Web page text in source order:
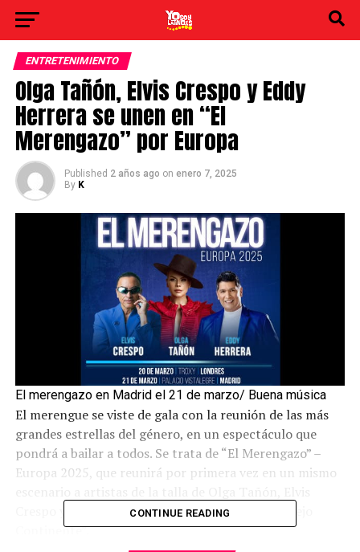
ENTRETENIMIENTO
Olga Tañón, Elvis Crespo y Eddy
Herrera se unen en “El
Merengazo” por Europa
Published 2 años ago on enero 7, 2025
By K
El merengazo en Madrid el 21 de marzo/ Buena música
El merengue se viste de gala con la reunión de las más
grandes estrellas del género, en un espectáculo que
pondrá a bailar a todos. Se trata de “El Merengazo” –
Europa 2025, que reunirá por primera vez en un mismo
Crespo y Eddy Herrera en varias ciudades del “Viejo
Continente”.
CONTINUE READING